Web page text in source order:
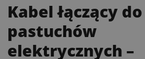
Kabel łączący do
pastuchów
elektrycznych –